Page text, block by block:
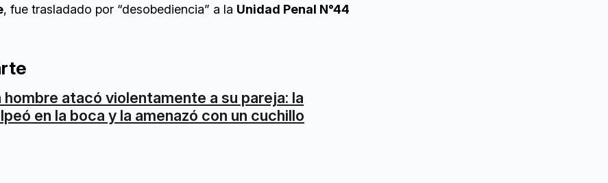
, fue trasladado por “desobediencia” a la Unidad Penal N°44
hombre atacó violentamente a su pareja: la
en la boca y la amenazó con un cuchillo